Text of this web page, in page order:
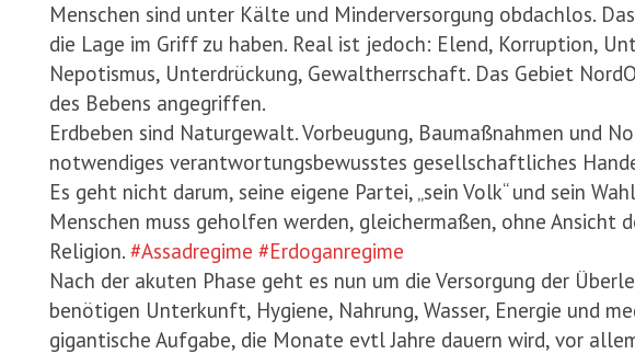
Menschen sind unter Kälte und Minderversorgung obdachlos.
die Lage im Griff zu haben. Real ist jedoch: Elend, Korruption,
Nepotismus, Unterdrückung, Gewaltherrschaft. Das Gebiet
des Bebens angegriffen.
Erdbeben sind Naturgewalt. Vorbeugung, Baumaßnahmen und
notwendiges verantwortungsbewusstes gesellschaftliches
Es geht nicht darum, seine eigene Partei, „sein Volk“ und sein
Menschen muss geholfen werden, gleichermaßen, ohne Ansicht
Religion. #Assadregime #Erdoganregime
Nach der akuten Phase geht es nun um die Versorgung der
benötigen Unterkunft, Hygiene, Nahrung, Wasser, Energie und
gigantische Aufgabe, die Monate evtl Jahre dauern wird, vor